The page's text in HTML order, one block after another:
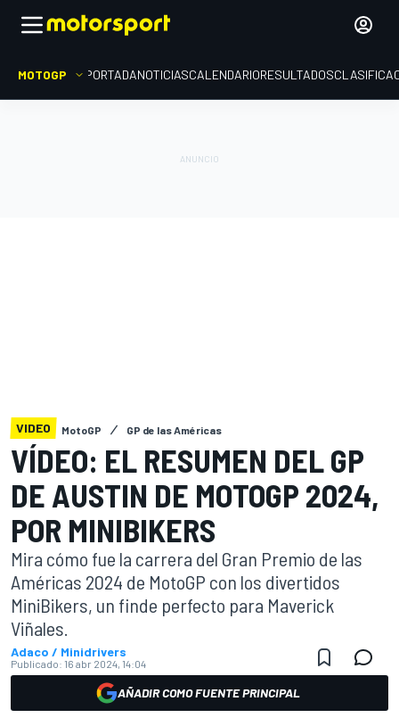
MOTOGP PORTADANOTICIASCALENDARIORESULTADOS
VIDEO MotoGP GP de las Américas
VÍDEO: EL RESUMEN DEL GP
DE AUSTIN DE MOTOGP 2024,
POR MINIBIKERS
Mira cómo fue la carrera del Gran Premio de las
Américas 2024 de MotoGP con los divertidos
MiniBikers, un finde perfecto para Maverick
Viñales.
Adaco / Minidrivers
Publicado: 16 abr 2024, 14:04
AÑADIR COMO FUENTE PRINCIPAL